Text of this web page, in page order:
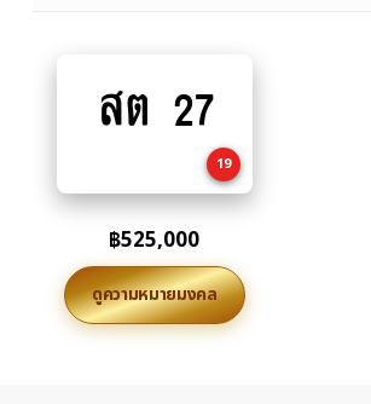
to
สต 27
19
฿525,000
ดูความหมายมงคล